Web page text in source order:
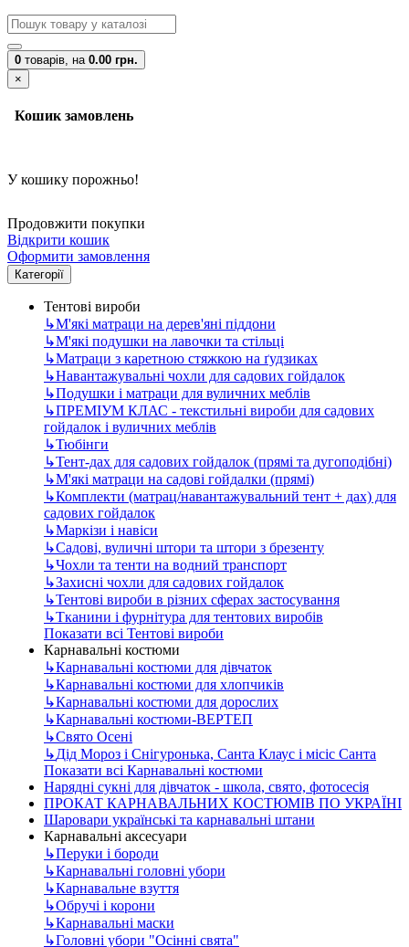
0 товарів, на 0.00 грн.
×
Кошик замовлень
У кошику порожньо!
Продовжити покупки
Відкрити кошик
Оформити замовлення
Категорії
Тентові вироби
↳М'які матраци на дерев'яні піддони
↳М'які подушки на лавочки та стільці
↳Матраци з каретною стяжкою на ґудзиках
↳Навантажувальні чохли для садових гойдалок
↳Подушки і матраци для вуличних меблів
↳ПРЕМІУМ КЛАС - текстильні вироби для садових
гойдалок і вуличних меблів
↳Тюбінги
↳Тент-дах для садових гойдалок (прямі та дугоподібні)
↳М'які матраци на садові гойдалки (прямі)
↳Комплекти (матрац/навантажувальний тент + дах) для
садових гойдалок
↳Маркізи і навіси
↳Садові, вуличні штори та штори з брезенту
↳Чохли та тенти на водний транспорт
↳Захисні чохли для садових гойдалок
↳Тентові вироби в різних сферах застосування
↳Тканини і фурнітура для тентових виробів
Показати всі Тентові вироби
Карнавальні костюми
↳Карнавальні костюми для дівчаток
↳Карнавальні костюми для хлопчиків
↳Карнавальні костюми для дорослих
↳Карнавальні костюми-ВЕРТЕП
↳Свято Осені
↳Дід Мороз і Снігуронька, Санта Клаус і місіс Санта
Показати всі Карнавальні костюми
Нарядні сукні для дівчаток - школа, свято, фотосесія
ПРОКАТ КАРНАВАЛЬНИХ КОСТЮМІВ ПО УКРАЇНІ
Шаровари українські та карнавальні штани
Карнавальні аксесуари
↳Перуки і бороди
↳Карнавальні головні убори
↳Карнавальне взуття
↳Обручі і корони
↳Карнавальні маски
↳Головні убори "Осінні свята"